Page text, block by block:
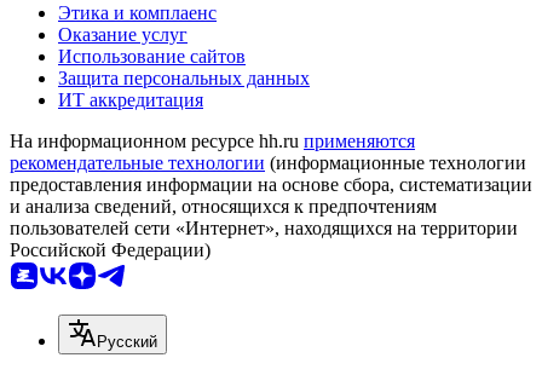
Этика и комплаенс
Оказание услуг
Использование сайтов
Защита персональных данных
ИТ аккредитация
На информационном ресурсе hh.ru применяются
рекомендательные технологии (информационные технологии
предоставления информации на основе сбора, систематизации
и анализа сведений, относящихся к предпочтениям
пользователей сети «Интернет», находящихся на территории
Российской Федерации)
Русский